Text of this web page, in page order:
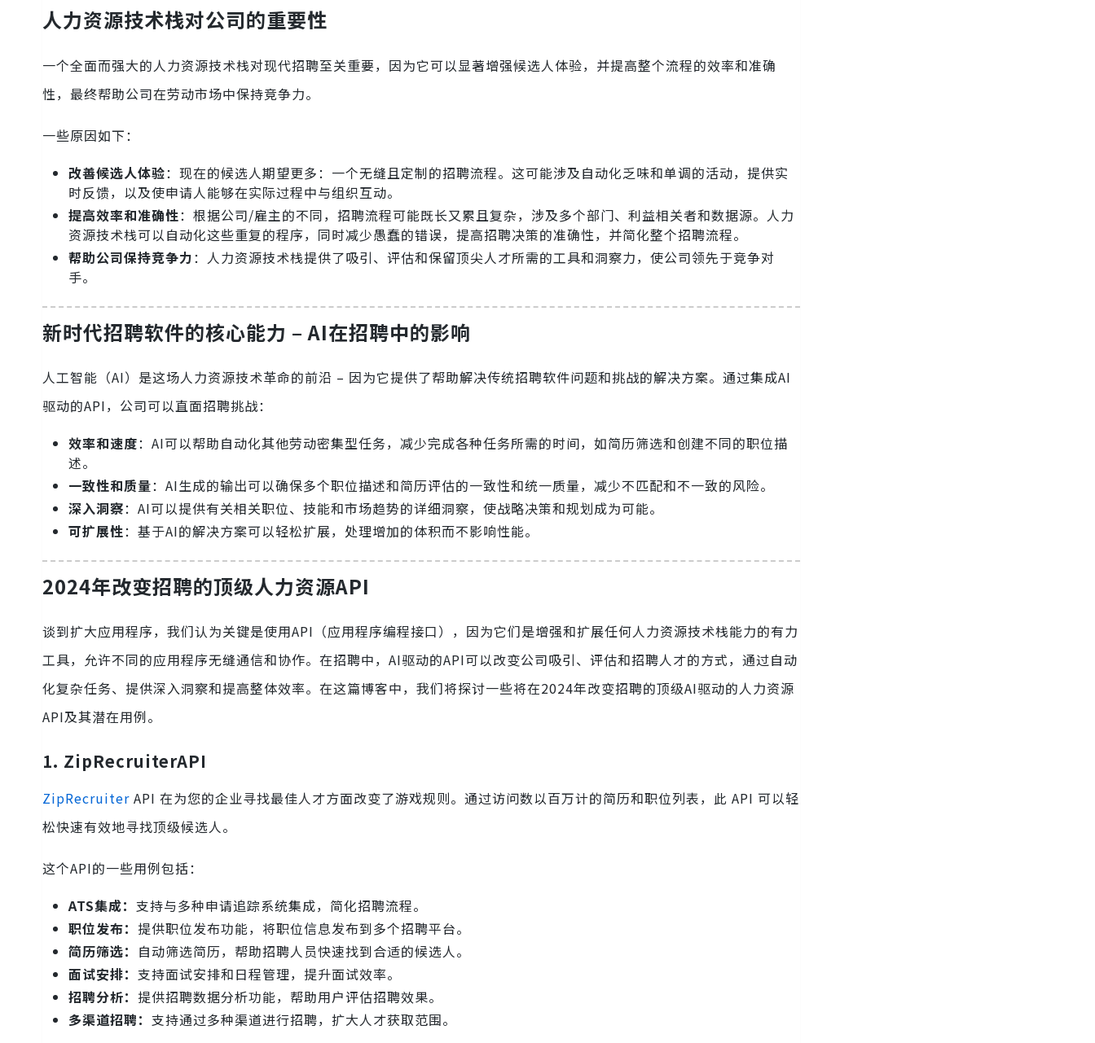
人力资源技术栈对公司的重要性
一个全面而强大的人力资源技术栈对现代招聘至关重要，因为它可以显著增强候选人体验，并提高整个流程的效率和准确
性，最终帮助公司在劳动市场中保持竞争力。
一些原因如下：
改善候选人体验：现在的候选人期望更多：一个无缝且定制的招聘流程。这可能涉及自动化乏味和单调的活动，提供实
时反馈，以及使申请人能够在实际过程中与组织互动。
提高效率和准确性：根据公司/雇主的不同，招聘流程可能既长又累且复杂，涉及多个部门、利益相关者和数据源。人力
资源技术栈可以自动化这些重复的程序，同时减少愚蠢的错误，提高招聘决策的准确性，并简化整个招聘流程。
帮助公司保持竞争力：人力资源技术栈提供了吸引、评估和保留顶尖人才所需的工具和洞察力，使公司领先于竞争对
手。
新时代招聘软件的核心能力 – AI在招聘中的影响
人工智能（AI）是这场人力资源技术革命的前沿 – 因为它提供了帮助解决传统招聘软件问题和挑战的解决方案。通过集成AI
驱动的API，公司可以直面招聘挑战：
效率和速度：AI可以帮助自动化其他劳动密集型任务，减少完成各种任务所需的时间，如简历筛选和创建不同的职位描
述。
一致性和质量：AI生成的输出可以确保多个职位描述和简历评估的一致性和统一质量，减少不匹配和不一致的风险。
深入洞察：AI可以提供有关相关职位、技能和市场趋势的详细洞察，使战略决策和规划成为可能。
可扩展性：基于AI的解决方案可以轻松扩展，处理增加的体积而不影响性能。
2024年改变招聘的顶级人力资源API
谈到扩大应用程序，我们认为关键是使用API（应用程序编程接口），因为它们是增强和扩展任何人力资源技术栈能力的有力
工具，允许不同的应用程序无缝通信和协作。在招聘中，AI驱动的API可以改变公司吸引、评估和招聘人才的方式，通过自动
化复杂任务、提供深入洞察和提高整体效率。在这篇博客中，我们将探讨一些将在2024年改变招聘的顶级AI驱动的人力资源
API及其潜在用例。
1. ZipRecruiterAPI
ZipRecruiter API 在为您的企业寻找最佳人才方面改变了游戏规则。通过访问数以百万计的简历和职位列表，此 API 可以轻
松快速有效地寻找顶级候选人。
这个API的一些用例包括：
ATS集成： 支持与多种申请追踪系统集成，简化招聘流程。
职位发布： 提供职位发布功能，将职位信息发布到多个招聘平台。
简历筛选： 自动筛选简历，帮助招聘人员快速找到合适的候选人。
面试安排： 支持面试安排和日程管理，提升面试效率。
招聘分析： 提供招聘数据分析功能，帮助用户评估招聘效果。
多渠道招聘： 支持通过多种渠道进行招聘，扩大人才获取范围。